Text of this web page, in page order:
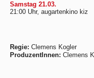
Samstag 21.03.
21:00 Uhr, augartenkino kiz
Regie: Clemens Kogler
ProduzentInnen: Clemens